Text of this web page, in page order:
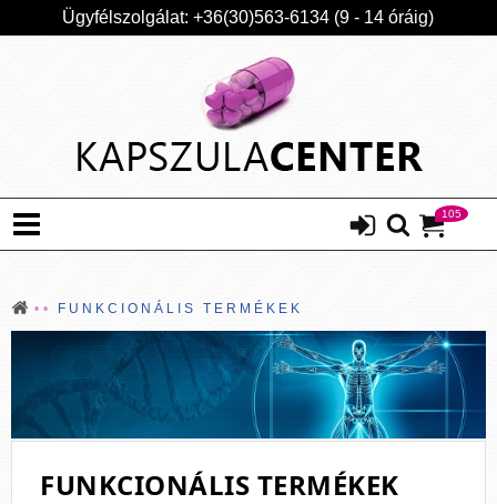
Ügyfélszolgálat: +36(30)563-6134 (9 - 14 óráig)
105
FUNKCIONÁLIS TERMÉKEK
FUNKCIONÁLIS TERMÉKEK